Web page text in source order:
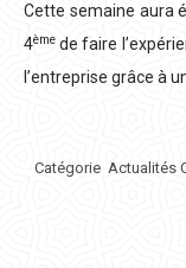
Cette semaine aura
4ème de faire
l’entreprise grâce à
Catégorie Actualités